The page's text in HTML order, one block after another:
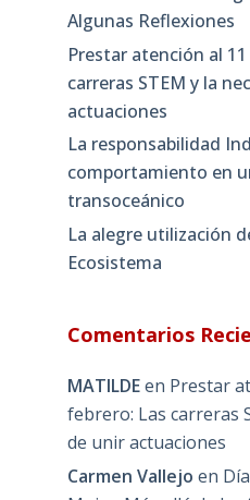
Algunas Reflexiones
Prestar atención al
carreras STEM y la
actuaciones
La responsabilidad
comportamiento en
transoceánico
La alegre utilización
Ecosistema
Comentarios
MATILDEen Prestar
febrero: Las carreras
de unir actuaciones
Carmen Vallejo en